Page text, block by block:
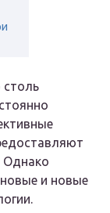
столь
Однако
и новые